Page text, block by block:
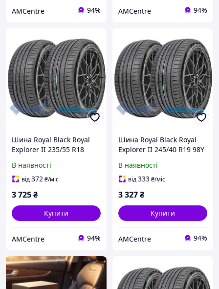
AMCentre 94% AMCentre 94%
Шина Royal Black Royal
Explorer II 235/55 R18
В наявності
від372₴/міс
3 725₴
Купити
AMCentre 94%
Шина Royal Black Royal
Explorer II 245/40 R19 98Y
В наявності
від333₴/міс
3 327₴
Купити
AMCentre 94%